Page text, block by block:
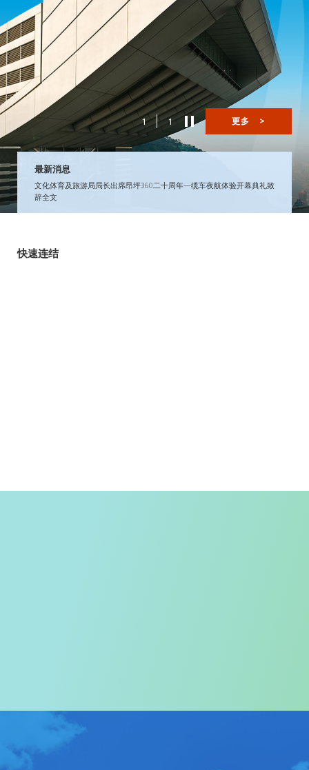
1 1 更多 >
最新消息
文化体育及旅游局局长出席昂坪360二十周年—缆车夜航体验开幕典礼致
辞全文
快速连结